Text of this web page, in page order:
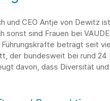
und CEO Antje von Dewitz
sonst sind Frauen bei
beträgt seit
der bundesweit bei rund 24
davon, dass Diversität